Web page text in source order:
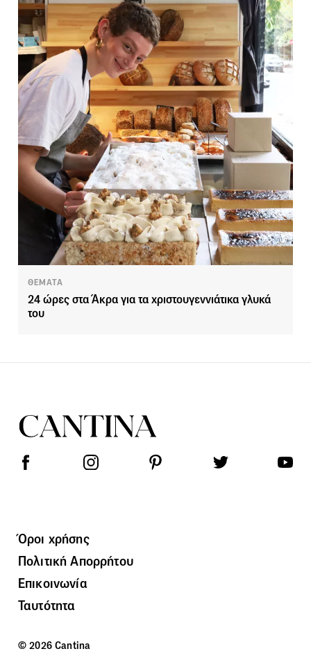
ΘΕΜΑΤΑ
24 ώρες στα Άκρα για τα χριστουγεννιάτικα γλυκά
του
Όροι χρήσης
Πολιτική Απορρήτου
Επικοινωνία
Ταυτότητα
© 2026 Cantina